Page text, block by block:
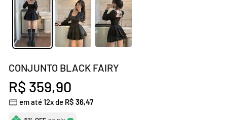
CONJUNTO BLACK FAIRY
Preço
promocional
R$ 359,90
em até 12x de R$ 36,47